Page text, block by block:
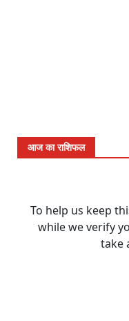
आज का राशिफल